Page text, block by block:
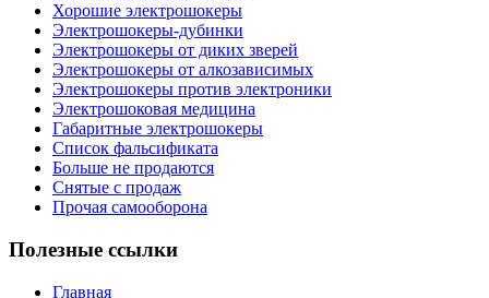
Хорошие электрошокеры
Электрошокеры-дубинки
Электрошокеры от диких зверей
Электрошокеры от алкозависимых
Электрошокеры против электроники
Электрошоковая медицина
Габаритные электрошокеры
Список фальсификата
Больше не продаются
Снятые с продаж
Прочая самооборона
Полезные ссылки
Главная